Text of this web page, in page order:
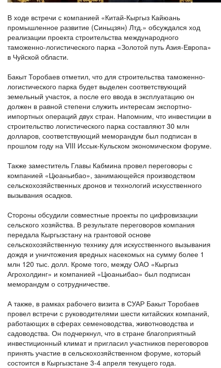
В ходе встречи с компанией «Китай-Кыргыз Кайюань
промышленное развитие (Синьцзян) Лтд.» обсуждался ход
реализации проекта строительства международного
таможенно-логистического парка «Золотой путь Азия-Европа»
в Чуйской области.
Бакыт Торобаев отметил, что для строительства таможенно-
логистического парка будет выделен соответствующий
земельный участок, а после его ввода в эксплуатацию он
должен в равной степени служить интересам экспортно-
импортных операций двух стран. Напомним, что инвестиции в
строительство логистического парка составляют 30 млн
долларов, соответствующий меморандум был подписан в
прошлом году на VIII Иссык-Кульском экономическом форуме.
Также заместитель Главы Кабмина провел переговоры с
компанией «Цюаньибао», занимающейся производством
сельскохозяйственных дронов и технологий искусственного
вызывания осадков.
Стороны обсудили совместные проекты по цифровизации
сельского хозяйства. В результате переговоров компания
передала Кыргызстану на грантовой основе
сельскохозяйственную технику для искусственного вызывания
дождя и уничтожения вредных насекомых на сумму более 1
млн 120 тыс. долл. Кроме того, между ОАО «Кыргыз
Агрохолдинг» и компанией «Цюаньибао» был подписан
меморандум о сотрудничестве.
А также, в рамках рабочего визита в СУАР Бакыт Торобаев
провел встречи с руководителями шести китайских компаний,
работающих в сферах семеноводства, животноводства и
садоводства. Он подчеркнул, что в стране благоприятный
инвестиционный климат и пригласил участников переговоров
принять участие в сельскохозяйственном форуме, который
состоится в Кыргызстане 3-4 апреля текущего года.